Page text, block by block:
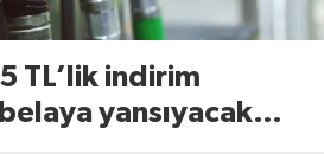
TL’lik indirim
yansıyacak